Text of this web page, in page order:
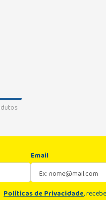
Email
Políticas de Privacidade,